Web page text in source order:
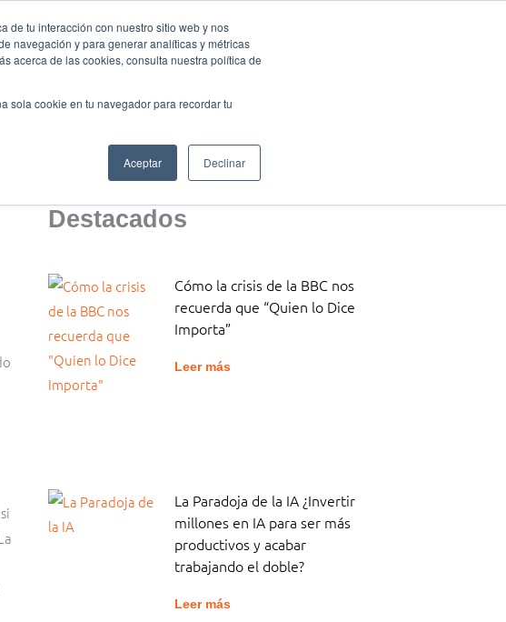
de tu interacción con nuestro sitio web y nos
navegación y para generar analíticas y métricas
acerca de las cookies, consulta nuestra política de
sola cookie en tu navegador para recordar tu
Aceptar Declinar
Oratoria Eventos Activa-t Blog
Destacados
Cómo la crisis de la BBC nos
recuerda que “Quien lo Dice
Importa”
Leer más
La Paradoja de la IA ¿Invertir
millones en IA para ser más
productivos y acabar
trabajando el doble?
Leer más